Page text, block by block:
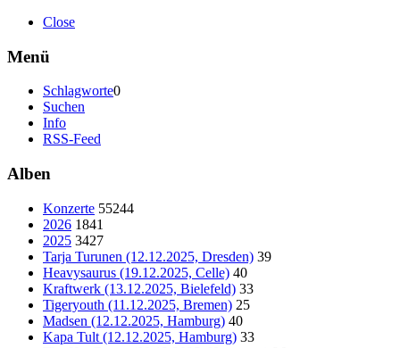
Close
Menü
Schlagworte0
Suchen
Info
RSS-Feed
Alben
Konzerte 55244
2026 1841
2025 3427
Tarja Turunen (12.12.2025, Dresden) 39
Heavysaurus (19.12.2025, Celle) 40
Kraftwerk (13.12.2025, Bielefeld) 33
Tigeryouth (11.12.2025, Bremen) 25
Madsen (12.12.2025, Hamburg) 40
Kapa Tult (12.12.2025, Hamburg) 33